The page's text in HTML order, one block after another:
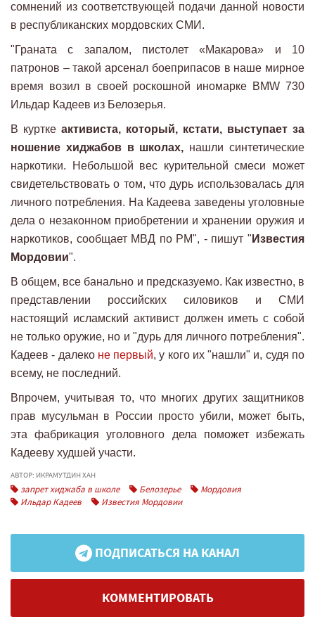
сомнений из соответствующей подачи данной новости
в республиканских мордовских СМИ.
"Граната с запалом, пистолет «Макарова» и 10
патронов – такой арсенал боеприпасов в наше мирное
время возил в своей роскошной иномарке BMW 730
Ильдар Кадеев из Белозерья.
В куртке активиста, который, кстати, выступает за
ношение хиджабов в школах, нашли синтетические
наркотики. Небольшой вес курительной смеси может
свидетельствовать о том, что дурь использовалась для
личного потребления. На Кадеева заведены уголовные
дела о незаконном приобретении и хранении оружия и
наркотиков, сообщает МВД по РМ", - пишут " Известия
Мордовии".
В общем, все банально и предсказуемо. Как известно, в
представлении российских силовиков и СМИ
настоящий исламский активист должен иметь с собой
не только оружие, но и "дурь для личного потребления".
Кадеев - далеко не первый, у кого их "нашли" и, судя по
всему, не последний.
Впрочем, учитывая то, что многих других защитников
прав мусульман в России просто убили, может быть,
эта фабрикация уголовного дела поможет избежать
Кадееву худшей участи.
АВТОР: ИКРАМУТДИН ХАН
запрет хиджаба в школе Белозерье
Мордовия
Ильдар Кадеев
Известия Мордовии
ПОДПИСАТЬСЯ НА КАНАЛ
КОММЕНТИРОВАТЬ